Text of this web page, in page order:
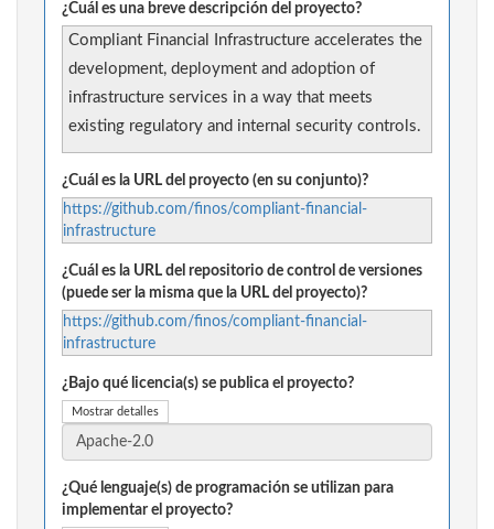
¿Cuál es una breve descripción del proyecto?
Compliant Financial Infrastructure accelerates the
development, deployment and adoption of
infrastructure services in a way that meets
existing regulatory and internal security controls.
¿Cuál es la URL del proyecto (en su conjunto)?
https://github.com/finos/compliant-financial-
infrastructure
¿Cuál es la URL del repositorio de control de versiones
(puede ser la misma que la URL del proyecto)?
https://github.com/finos/compliant-financial-
infrastructure
¿Bajo qué licencia(s) se publica el proyecto?
Mostrar detalles
¿Qué lenguaje(s) de programación se utilizan para
implementar el proyecto?